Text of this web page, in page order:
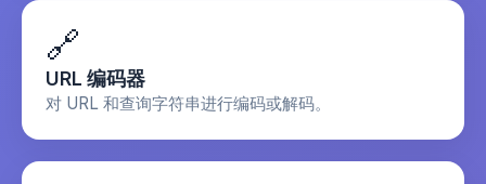
🔗
URL 编码器
对 URL 和查询字符串进行编码或解码。